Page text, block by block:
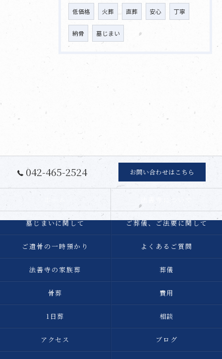
低価格 火葬 直葬 安心 丁寧
納骨 墓じまい
042-465-2524 お問い合わせはこちら
墓じまいに関して ご葬儀、ご法要に関して
ご遺骨の一時預かり よくあるご質問
法善寺の家族葬 葬儀
骨葬 費用
1日葬 相談
アクセス ブログ